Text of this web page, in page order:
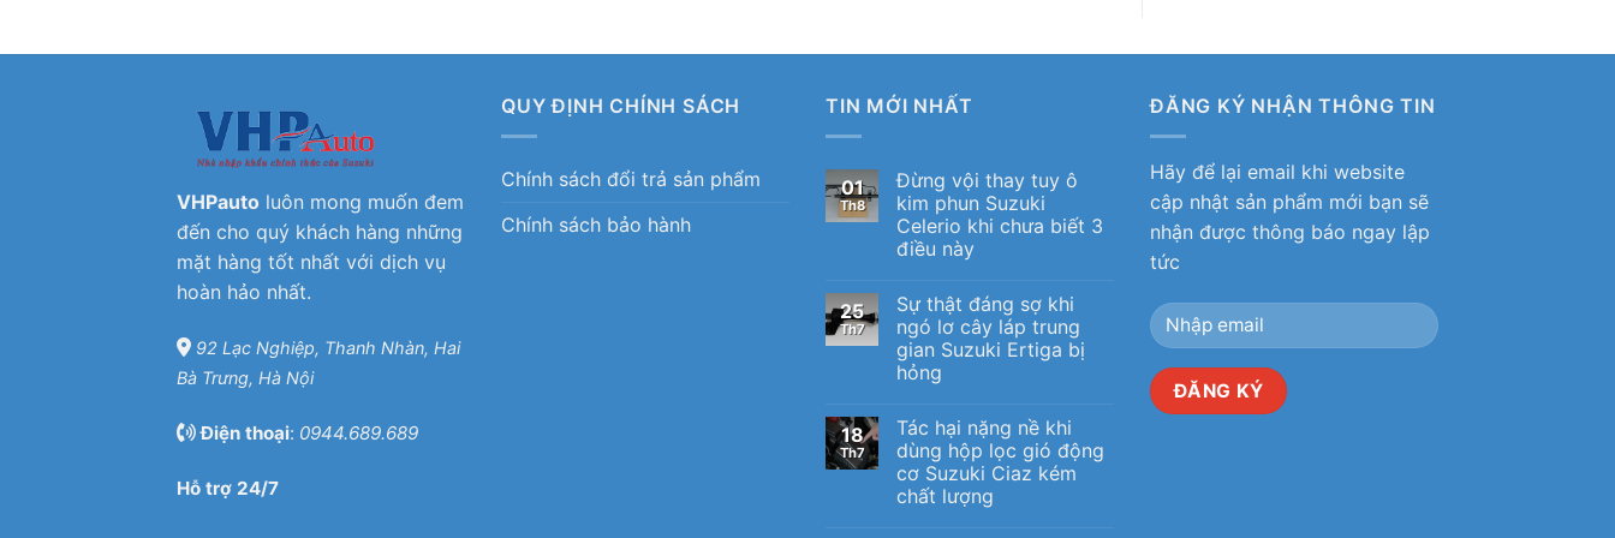
VHPauto luôn mong muốn đem
đến cho quý khách hàng những
mặt hàng tốt nhất với dịch vụ
hoàn hảo nhất.
92 Lạc Nghiệp, Thanh Nhàn, Hai
Bà Trưng, Hà Nội
Điện thoại: 0944.689.689
Hỗ trợ 24/7
QUY ĐỊNH CHÍNH SÁCH
Chính sách đổi trả sản phẩm
Chính sách bảo hành
TIN MỚI NHẤT
01
Th8
Đừng vội thay tuy ô
kim phun Suzuki
Celerio khi chưa biết 3
điều này
25
Th7
Sự thật đáng sợ khi
ngó lơ cây láp trung
gian Suzuki Ertiga bị
hỏng
18
Th7
Tác hại nặng nề khi
dùng hộp lọc gió động
cơ Suzuki Ciaz kém
chất lượng
ĐĂNG KÝ NHẬN THÔNG TIN
Hãy để lại email khi website
cập nhật sản phẩm mới bạn sẽ
nhận được thông báo ngay lập
tức